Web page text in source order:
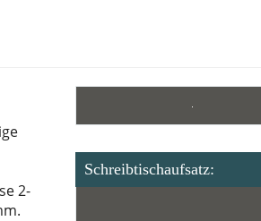
2-
Schreibtischaufsatz: